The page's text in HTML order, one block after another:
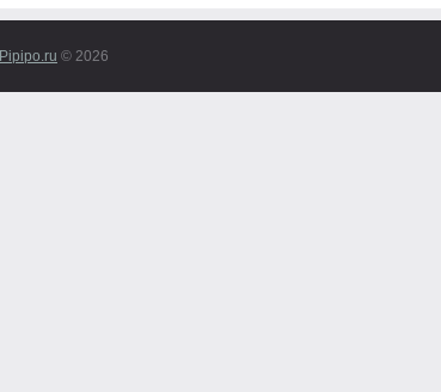
Pipipo.ru © 2026